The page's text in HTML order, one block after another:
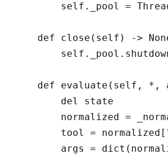
self._pool =
def close(self) ->
def evaluate(self, *,
        del state
normalized =
tool =
args =